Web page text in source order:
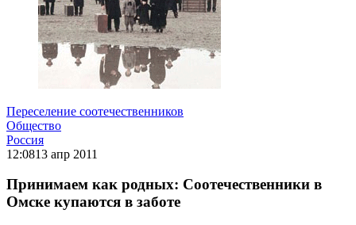
Переселение соотечественников
Общество
Россия
12:0813 апр 2011
Принимаем как родных: Соотечественники в
Омске купаются в заботе